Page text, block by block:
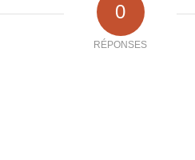
0
RÉPONSES